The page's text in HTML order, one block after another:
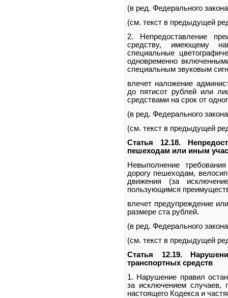
(в ред. Федерального
(см. текст в предыдущей
2. Непредоставление
средству, имеющему
специальные
одновременно
специальным звуковым
влечет наложение
до пятисот рублей или
средствами на срок от
(в ред. Федерального
(см. текст в предыдущей
Статья 12.18.
пешеходам или иным
Невыполнение
дорогу пешеходам,
движения (за
пользующимся
влечет предупреждение
размере ста рублей.
(в ред. Федерального
(см. текст в предыдущей
Статья 12.19.
транспортных средств
1. Нарушение правил
за исключением случаев,
настоящего Кодекса и